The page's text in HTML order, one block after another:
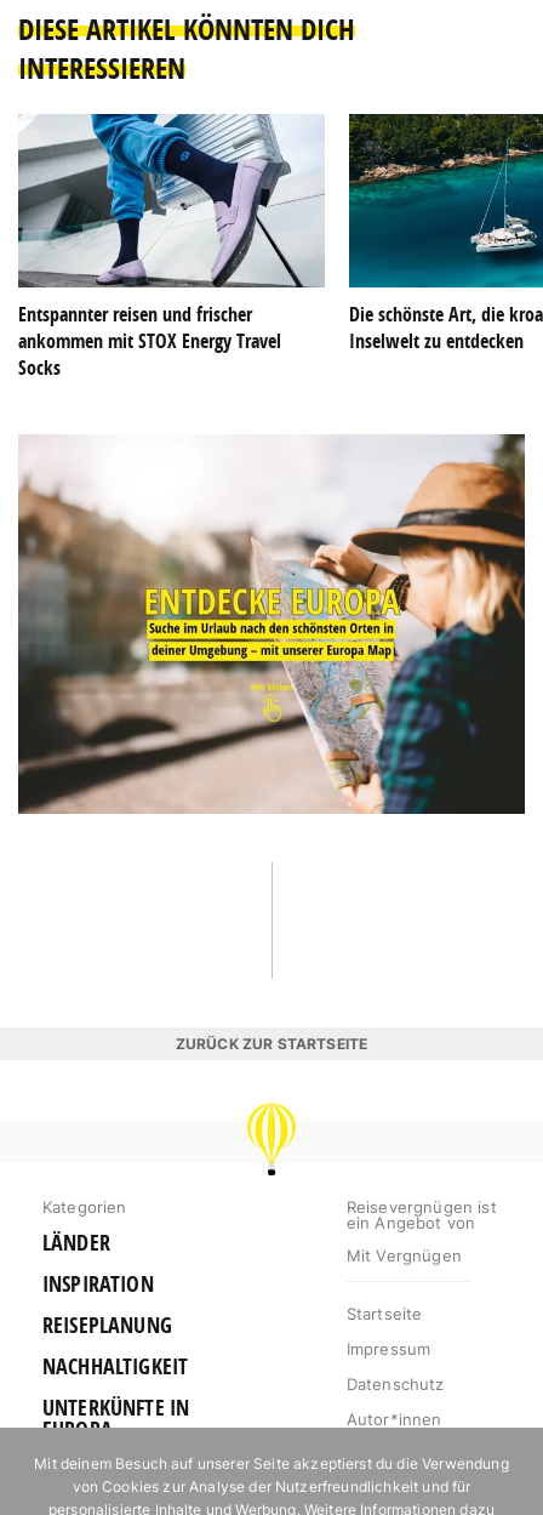
DIESE ARTIKEL KÖNNTEN DICH
INTERESSIEREN
Entspannter reisen und frischer
ankommen mit STOX Energy Travel
Socks
Die schönste Art, die
Inselwelt zu entdecken
ZURÜCK ZUR STARTSEITE
REISEVERGNÜGEN
Kategorien
LÄNDER
INSPIRATION
REISEPLANUNG
NACHHALTIGKEIT
UNTERKÜNFTE IN
EUROPA
OUTDOOR
Reisevergnügen ist
ein Angebot von
Mit Vergnügen
Startseite
Impressum
Datenschutz
Autor*innen
Mediakit
Jobs
Mit deinem Besuch auf unserer Seite akzeptierst du die Verwendung
von Cookies zur Analyse der Nutzerfreundlichkeit und für
personalisierte Inhalte und Werbung. Weitere Informationen dazu